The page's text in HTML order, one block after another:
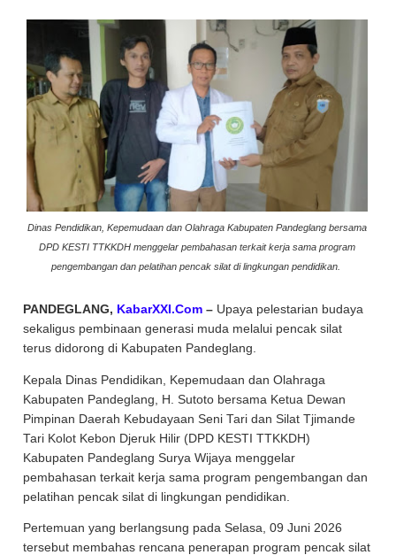
Dinas Pendidikan, Kepemudaan dan Olahraga Kabupaten Pandeglang bersama
DPD KESTI TTKKDH menggelar pembahasan terkait kerja sama program
pengembangan dan pelatihan pencak silat di lingkungan pendidikan.
PANDEGLANG, KabarXXI.Com – Upaya pelestarian budaya
sekaligus pembinaan generasi muda melalui pencak silat
terus didorong di Kabupaten Pandeglang.
Kepala Dinas Pendidikan, Kepemudaan dan Olahraga
Kabupaten Pandeglang, H. Sutoto bersama Ketua Dewan
Pimpinan Daerah Kebudayaan Seni Tari dan Silat Tjimande
Tari Kolot Kebon Djeruk Hilir (DPD KESTI TTKKDH)
Kabupaten Pandeglang Surya Wijaya menggelar
pembahasan terkait kerja sama program pengembangan dan
pelatihan pencak silat di lingkungan pendidikan.
Pertemuan yang berlangsung pada Selasa, 09 Juni 2026
tersebut membahas rencana penerapan program pencak silat